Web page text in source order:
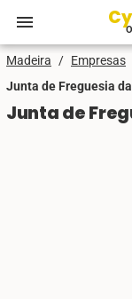
menu
Madeira / Empresas
Junta de Freguesia
Junta de